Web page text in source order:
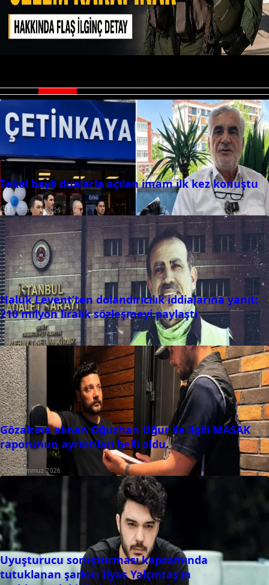
Tekel bayii dualarla açılan imam ilk kez konuştu
19 Temmuz 2026
Haluk Levent’ten dolandırıcılık iddialarına yanıt:
210 milyon liralık sözleşmeyi paylaştı
19 Temmuz 2026
Gözaltına alınan Oğuzhan Uğur ile ilgili MASAK
raporunun ayrıntıları belli oldu
19 Temmuz 2026
Uyuşturucu soruşturması kapsamında
tutuklanan şarkıcı İlyas Yalçıntaş’ın